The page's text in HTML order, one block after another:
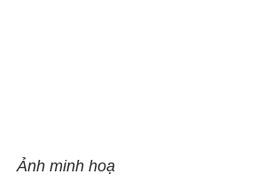
Ảnh minh hoạ